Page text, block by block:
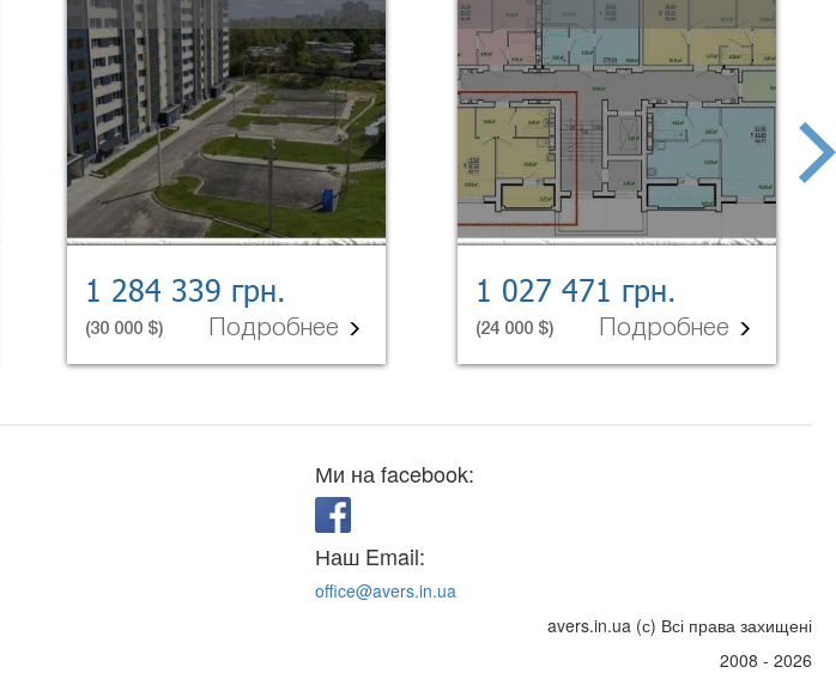
1 284 339 грн.
(30 000 $) Подробнее
1 027 471 грн.
(24 000 $) Подробнее
next
Ми на facebook:
Наш Email:
office@avers.in.ua
avers.in.ua (с) Всі права захищені
2008 - 2026